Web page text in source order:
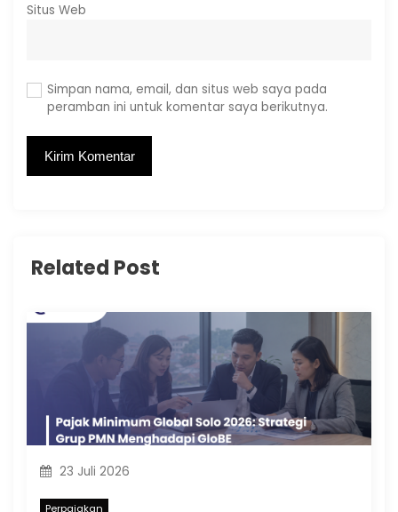
Situs Web
Simpan nama, email, dan situs web saya pada
peramban ini untuk komentar saya berikutnya.
Related Post
23 Juli 2026
Perpajakan